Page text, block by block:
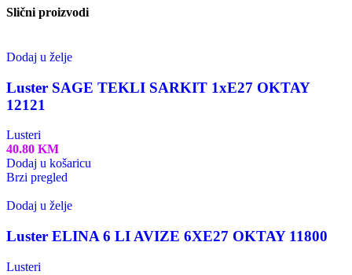
Slični proizvodi
Dodaj u želje
Luster SAGE TEKLI SARKIT 1xE27 OKTAY
12121
Lusteri
40.80 KM
Dodaj u košaricu
Brzi pregled
Dodaj u želje
Luster ELINA 6 LI AVIZE 6XE27 OKTAY 11800
Lusteri